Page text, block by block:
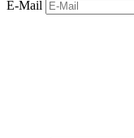
E-Mail